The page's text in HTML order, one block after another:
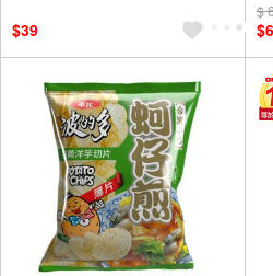
$39
$